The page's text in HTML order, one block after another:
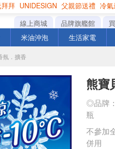
拜 UNIDESIGN 父親節送禮 冷
海苔 巧克力 衛生紙
線上商城 品牌旗艦館
米油沖泡 生活家電
氛．擴香
熊寶
◎品牌：
瓶
不參加
併用